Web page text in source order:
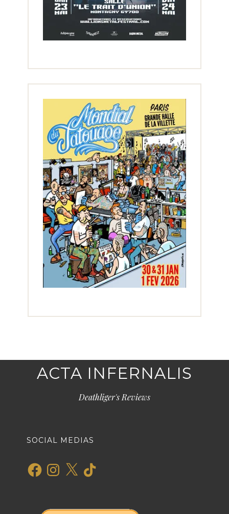
ACTA INFERNALIS
Deathliger's Reviews
SOCIAL MEDIAS
FacebookInstagram
X TikTok